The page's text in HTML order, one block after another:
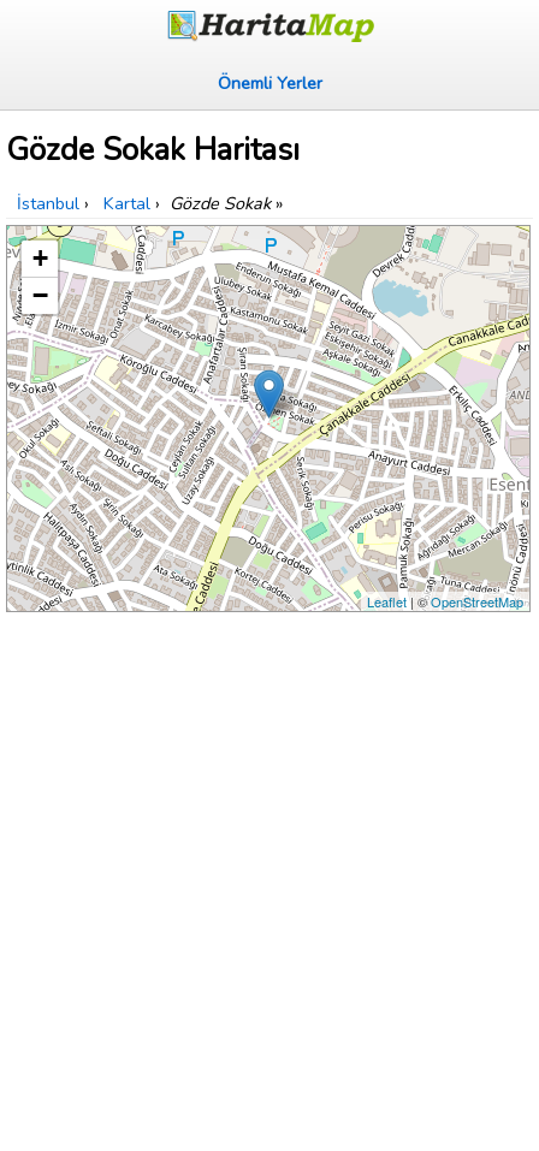
Önemli Yerler
Gözde Sokak Haritası
İstanbul › Kartal › Gözde Sokak»
+
−
Leaflet| ©OpenStreetMap